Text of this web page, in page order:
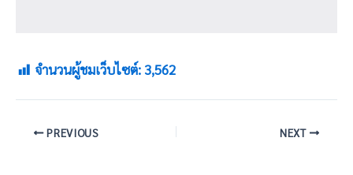
จำนวนผู้ชมเว็บไซต์: 3,562
PREVIOUS NEXT